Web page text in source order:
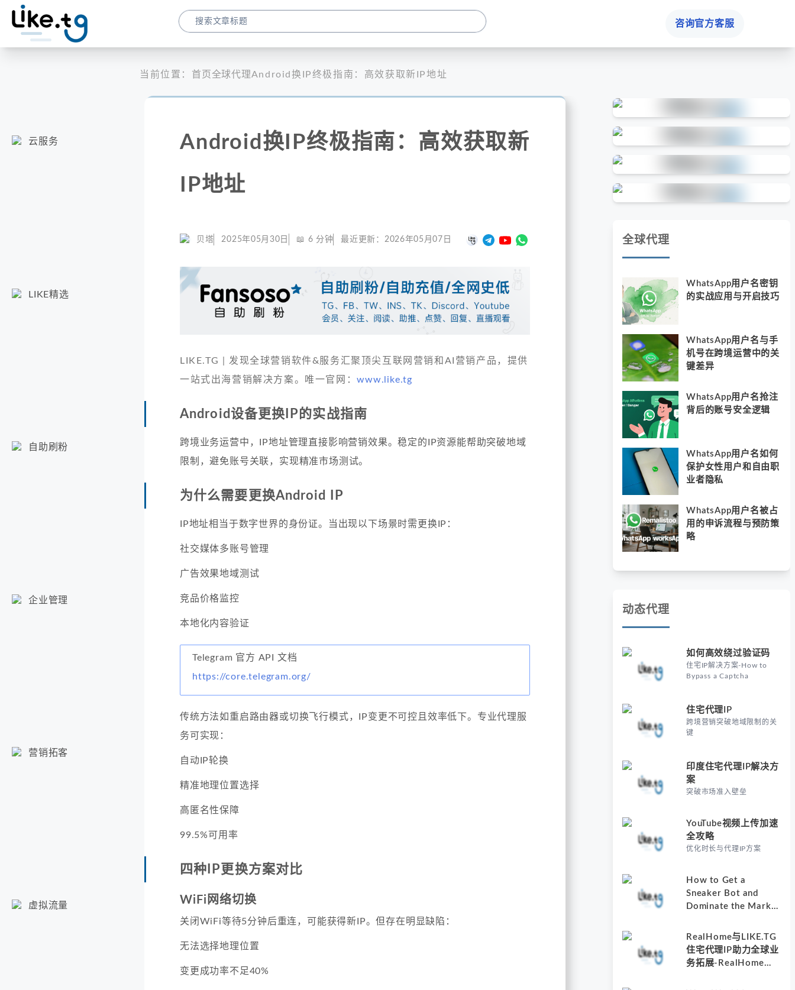
咨询官方客服
云服务
LIKE精选
自助刷粉
企业管理
营销拓客
虚拟流量
当前位置： 首页全球代理Android换IP终极指南：高效获取新IP地址
Android换IP终极指南：高效获取新
IP地址
贝塔 2025年05月30日 📖 6 分钟 最近更新： 2026年05月07日
LIKE.TG | 发现全球营销软件&服务汇聚顶尖互联网营销和AI营销产品，提供
一站式出海营销解决方案。唯一官网：www.like.tg
Android设备更换IP的实战指南
跨境业务运营中，IP地址管理直接影响营销效果。稳定的IP资源能帮助突破地域
限制，避免账号关联，实现精准市场测试。
为什么需要更换Android IP
IP地址相当于数字世界的身份证。当出现以下场景时需更换IP：
社交媒体多账号管理
广告效果地域测试
竞品价格监控
本地化内容验证
Telegram 官方 API 文档
https://core.telegram.org/
传统方法如重启路由器或切换飞行模式，IP变更不可控且效率低下。专业代理服
务可实现：
自动IP轮换
精准地理位置选择
高匿名性保障
99.5%可用率
四种IP更换方案对比
WiFi网络切换
关闭WiFi等待5分钟后重连，可能获得新IP。但存在明显缺陷：
无法选择地理位置
变更成功率不足40%
全球代理
WhatsApp用户名密钥
的实战应用与开启技巧
WhatsApp用户名与手
机号在跨境运营中的关
键差异
WhatsApp用户名抢注
背后的账号安全逻辑
WhatsApp用户名如何
保护女性用户和自由职
业者隐私
WhatsApp用户名被占
用的申诉流程与预防策
略
动态代理
如何高效绕过验证码
住宅IP解决方案-How to
Bypass a Captcha
住宅代理IP
跨境营销突破地域限制的关
键
印度住宅代理IP解决方
案
突破市场准入壁垒
YouTube视频上传加速
全攻略
优化时长与代理IP方案
How to Get a
Sneaker Bot and
Dominate the Market
Proxies-Why
Understanding How
to Get a Sneaker Bot
RealHome与LIKE.TG
住宅代理IP助力全球业
务拓展-RealHome